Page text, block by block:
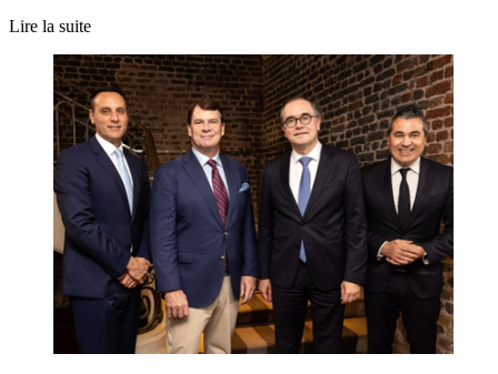
Lire la suite